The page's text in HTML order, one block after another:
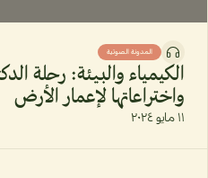
المدونة الصوتية
الكيمياء والبيئة: رحلة
واختراعاتها لإعمار الأرض
١١ مايو ٢٠٢٤